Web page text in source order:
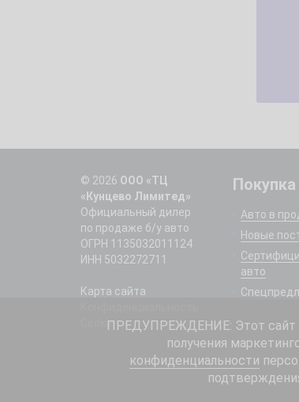
© 2026 ООО «ТЦ
«Кунцево Лимитед»
Официальный дилер
по продаже б/у авто
ОГРН 1135032011124
ИНН 5032272711
Карта сайта
Cookie
Покупка
Авто в
Новые
авто
ПРЕДУПРЕЖДЕНИЕ: Этот сайт
получения
конфиденциальности